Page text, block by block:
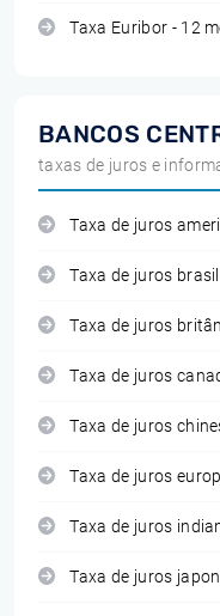
Taxa Euribor - 12
BANCOS
taxas de juros e
Taxa de juros
Taxa de juros
Taxa de juros
Taxa de juros
Taxa de juros
Taxa de juros
Taxa de juros
Taxa de juros